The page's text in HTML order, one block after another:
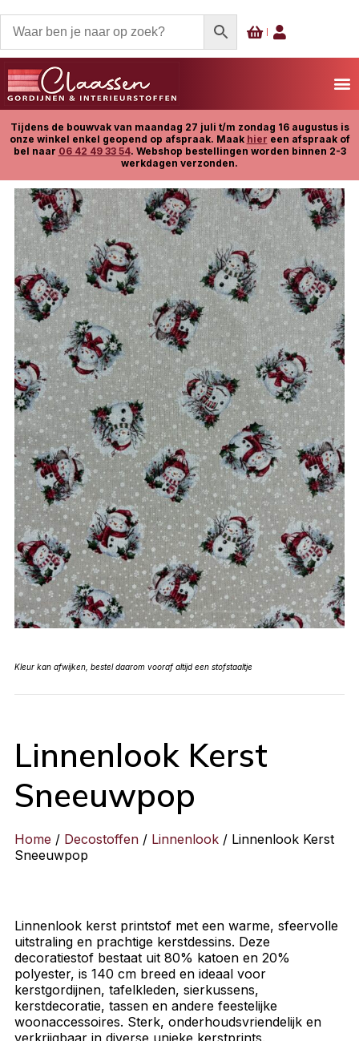
Tijdens de bouwvak van maandag 27 juli t/m zondag 16 augustus is
onze winkel enkel geopend op afspraak. Maak hier een afspraak of
bel naar 06 42 49 33 54. Webshop bestellingen worden binnen 2-3
werkdagen verzonden.
Kleur kan afwijken, bestel daarom vooraf altijd een stofstaaltje
Linnenlook Kerst
Sneeuwpop
Home / Decostoffen / Linnenlook / Linnenlook Kerst
Sneeuwpop
Linnenlook kerst printstof met een warme, sfeervolle
uitstraling en prachtige kerstdessins. Deze
decoratiestof bestaat uit 80% katoen en 20%
polyester, is 140 cm breed en ideaal voor
kerstgordijnen, tafelkleden, sierkussens,
kerstdecoratie, tassen en andere feestelijke
woonaccessoires. Sterk, onderhoudsvriendelijk en